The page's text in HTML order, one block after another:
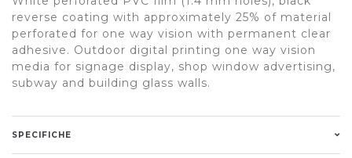
reverse coating with approximately 25% of material
perforated for one way vision with permanent clear
adhesive. Outdoor digital printing one way vision
media for signage display, shop window advertising,
subway and building glass walls.
SPECIFICHE